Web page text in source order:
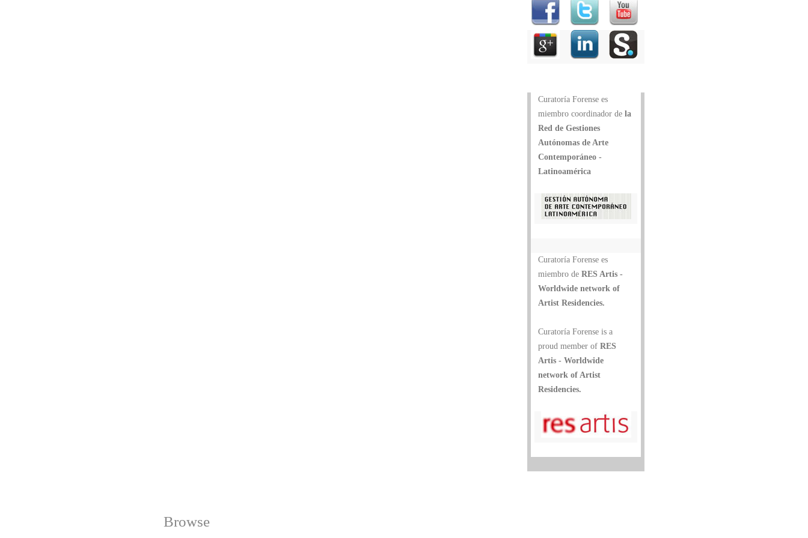
Curatoría Forense es
miembro coordinador de la
Red de Gestiones
Autónomas de Arte
Contemporáneo -
Latinoamérica
Curatoría Forense es
miembro de RES Artis -
Worldwide network of
Artist Residencies.
Curatoría Forense is a
proud member of RES
Artis - Worldwide
network of Artist
Residencies.
Browse